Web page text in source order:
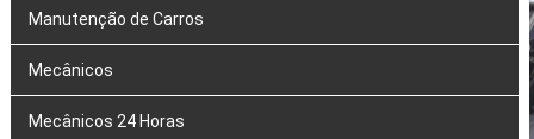
Manutenção de Carros
Mecânicos
Mecânicos 24 Horas